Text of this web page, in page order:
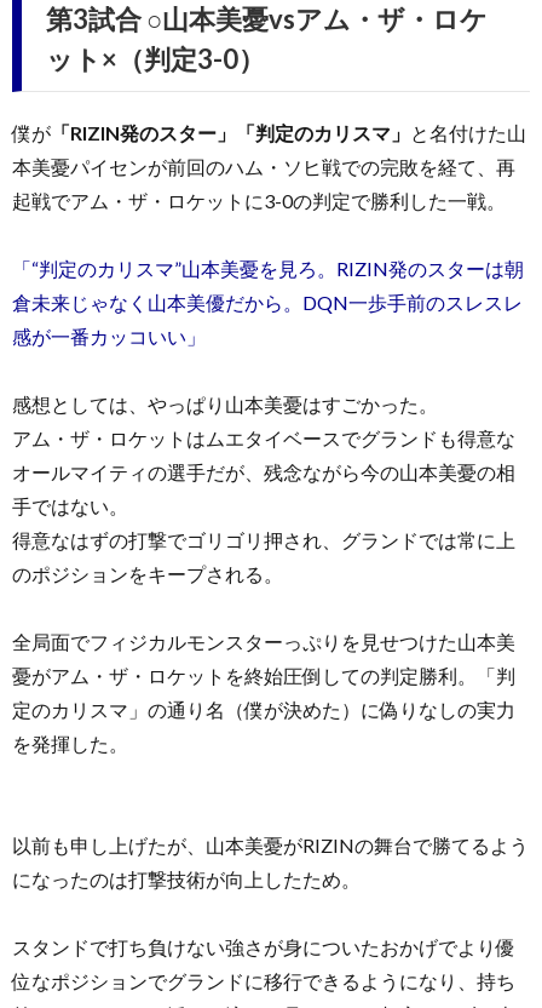
第3試合 ○山本美憂vsアム・ザ・ロケ
ット×（判定3-0）
僕が 「RIZIN発のスター」「判定のカリスマ」 と名付けた山
本美憂パイセンが前回のハム・ソヒ戦での完敗を経て、再
起戦でアム・ザ・ロケットに3-0の判定で勝利した一戦。
「“判定のカリスマ”山本美憂を見ろ。RIZIN発のスターは朝
倉未来じゃなく山本美優だから。DQN一歩手前のスレスレ
感が一番カッコいい」
感想としては、やっぱり山本美憂はすごかった。
アム・ザ・ロケットはムエタイベースでグランドも得意な
オールマイティの選手だが、残念ながら今の山本美憂の相
手ではない。
得意なはずの打撃でゴリゴリ押され、グランドでは常に上
のポジションをキープされる。
全局面でフィジカルモンスターっぷりを見せつけた山本美
憂がアム・ザ・ロケットを終始圧倒しての判定勝利。「判
定のカリスマ」の通り名（僕が決めた）に偽りなしの実力
を発揮した。
以前も申し上げたが、山本美憂がRIZINの舞台で勝てるよう
になったのは打撃技術が向上したため。
スタンドで打ち負けない強さが身についたおかげでより優
位なポジションでグランドに移行できるようになり、持ち